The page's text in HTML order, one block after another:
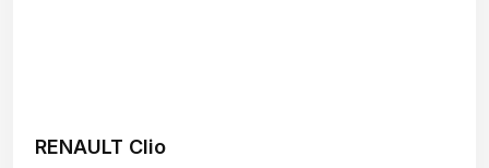
RENAULT Clio